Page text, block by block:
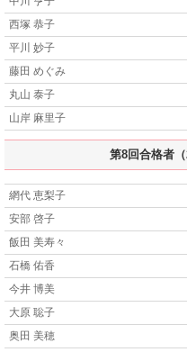
西塚 恭子
平川 妙子
藤田 めぐみ
丸山 泰子
山岸 麻里子
第8回合格者（
網代 恵梨子
安部 啓子
飯田 美寿々
石橋 佑香
今井 博美
大原 聡子
奥田 美穂